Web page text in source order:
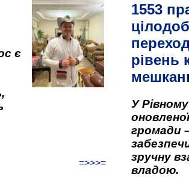
є
=>>>=
1553
рівень
У
оновленої
громади
зручну
владою.